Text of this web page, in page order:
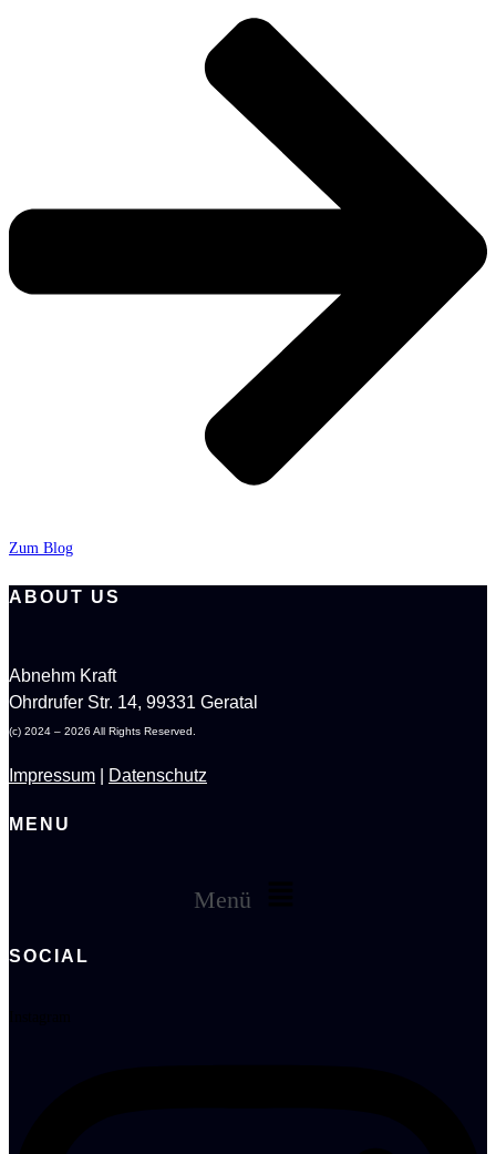
Zum Blog
ABOUT US
Abnehm Kraft
Ohrdrufer Str. 14, 99331 Geratal
(c) 2024 – 2026 All Rights Reserved.
Impressum Datenschutz
MENU
Menü
SOCIAL